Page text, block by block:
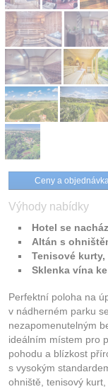
Ceny a
Výhody nabídky
Hotel se
Altán s
Tenisové
Sklenka vína
Perfektní poloha na
v nádherném parku
nezapomenutelným
ideálním místem pro
pohodu a blízkost
s vysokým
ohniště, tenisový